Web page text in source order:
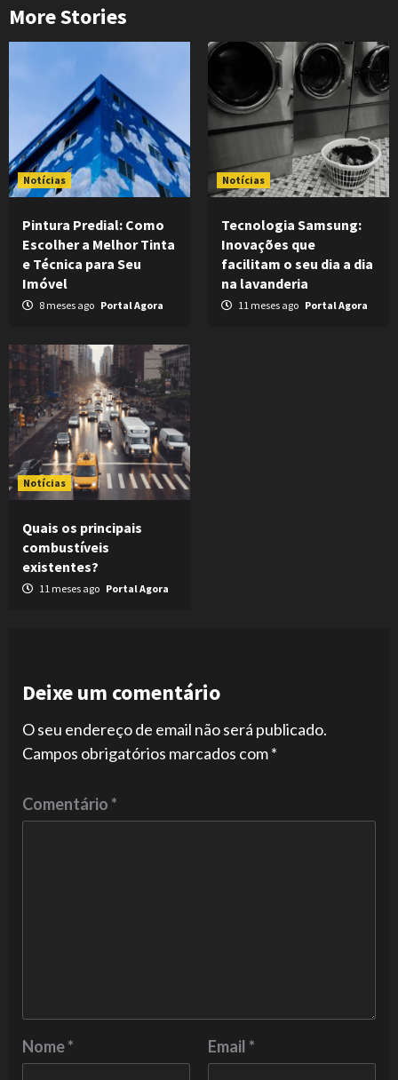
More Stories
Notícias
Pintura Predial: Como
Escolher a Melhor Tinta
e Técnica para Seu
Imóvel
8 meses ago Portal Agora
Notícias
Tecnologia Samsung:
Inovações que
facilitam o seu dia a dia
na lavanderia
11 meses ago Portal Agora
Notícias
Quais os principais
combustíveis
existentes?
11 meses ago Portal Agora
Deixe um comentário
O seu endereço de email não será publicado.
Campos obrigatórios marcados com*
Comentário*
Nome* Email*